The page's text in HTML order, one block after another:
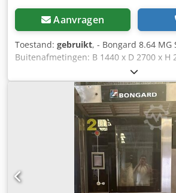
Aanvragen
Toestand: gebruikt, - Bongard 8.64 MG
Buitenafmetingen: B 1440 x D 2700 x H
Bakkerijkamer: B 680 x H 1900 mm -
800 mm, 19 niveaus - Bakcapaciteit: tot
partij - Draaicirkel stelling: 1120 mm -
bakoppervlakte: 9,1 m² Cedpfx Aswr T
Verwarmingsvermogen: 70 kW -
- Maximale temperatuur: 280°C -
automatische lift - Gasbrander
egaal bakken - Opticom elektronische
nauwkeurige bakparameterregeling -
stoominjectie, ideaal voor krokant en